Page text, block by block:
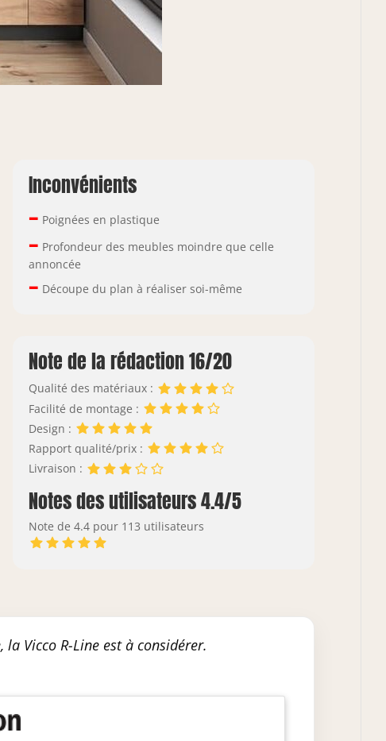
Inconvénients
– Poignées en plastique
– Profondeur des meubles moindre que celle
annoncée
– Découpe du plan à réaliser soi-même
Note de la rédaction 16/20
Qualité des matériaux :
Facilité de montage :
Design :
Rapport qualité/prix :
Livraison :
Notes des utilisateurs 4.4/5
Note de 4.4 pour 113 utilisateurs
Vicco R-Line est à considérer.